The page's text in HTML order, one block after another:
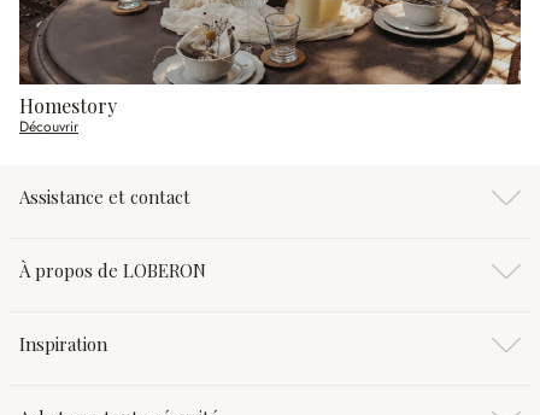
Homestory
Découvrir
Assistance et contact
À propos de LOBERON
Inspiration